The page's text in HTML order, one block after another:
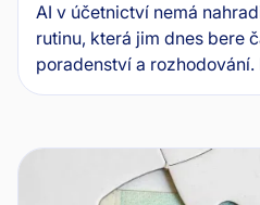
AI v účetnictví nemá
rutinu, která jim dnes bere
poradenství a rozhodování.
účetní práce AI převezme